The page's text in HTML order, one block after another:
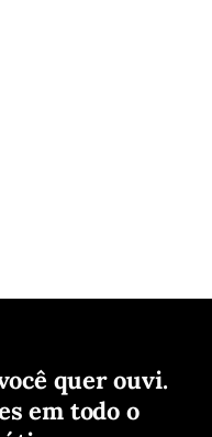
quer ouvi.
em todo o